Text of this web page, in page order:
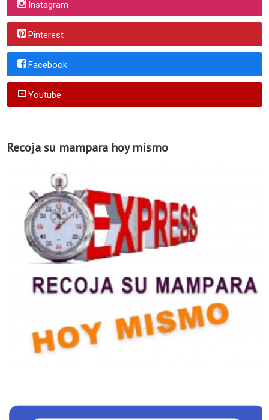
Instagram
Pinterest
Facebook
Youtube
Recoja su mampara hoy mismo